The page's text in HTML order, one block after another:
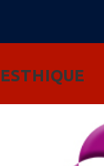
ESTHIQUE